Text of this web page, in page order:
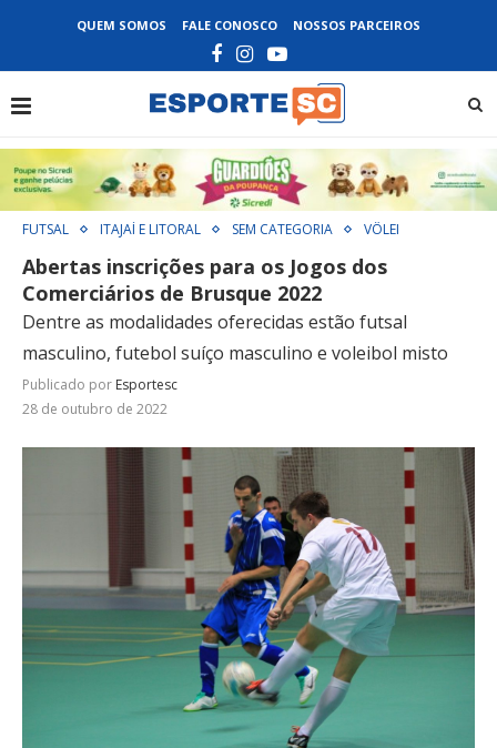
QUEM SOMOS FALE CONOSCO NOSSOS PARCEIROS
FUTSAL ITAJAÍ E LITORAL SEM CATEGORIA VÔLEI
Abertas inscrições para os Jogos dos
Comerciários de Brusque 2022
Dentre as modalidades oferecidas estão futsal
masculino, futebol suíço masculino e voleibol misto
Publicado por Esportesc
28 de outubro de 2022